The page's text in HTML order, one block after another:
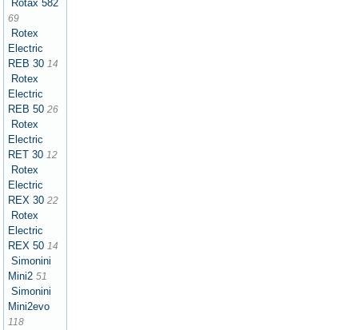
Rotax 582
69
Rotex
Electric
REB 30 14
Rotex
Electric
REB 50 26
Rotex
Electric
RET 30 12
Rotex
Electric
REX 30 22
Rotex
Electric
REX 50 14
Simonini
Mini2 51
Simonini
Mini2evo
118